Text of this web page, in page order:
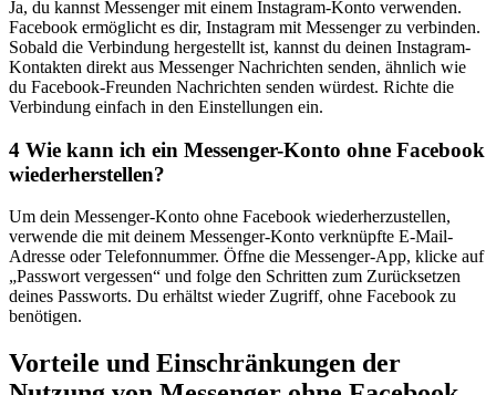
Ja, du kannst Messenger mit einem Instagram-Konto verwenden.
Facebook ermöglicht es dir, Instagram mit Messenger zu verbinden.
Sobald die Verbindung hergestellt ist, kannst du deinen Instagram-
Kontakten direkt aus Messenger Nachrichten senden, ähnlich wie
du Facebook-Freunden Nachrichten senden würdest. Richte die
Verbindung einfach in den Einstellungen ein.
4 Wie kann ich ein Messenger-Konto ohne Facebook
wiederherstellen?
Um dein Messenger-Konto ohne Facebook wiederherzustellen,
verwende die mit deinem Messenger-Konto verknüpfte E-Mail-
Adresse oder Telefonnummer. Öffne die Messenger-App, klicke auf
„Passwort vergessen“ und folge den Schritten zum Zurücksetzen
deines Passworts. Du erhältst wieder Zugriff, ohne Facebook zu
benötigen.
Vorteile und Einschränkungen der